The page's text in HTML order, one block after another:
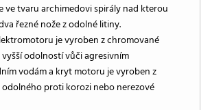
ve tvaru archimedovi spirály nad kterou
řezné nože z odolné litiny.
je vyroben z chromované
vyšší odolností vůči agresivním
vodám a kryt motoru je vyroben z
proti korozi nebo nerezové